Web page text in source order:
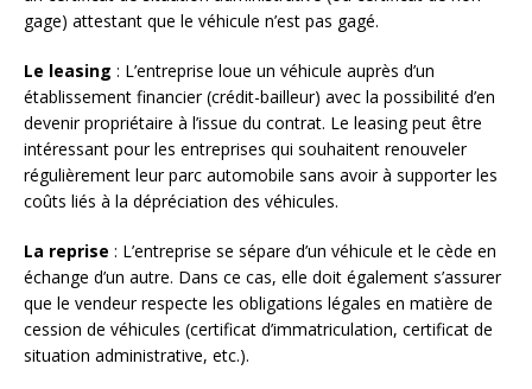
gage) attestant que le véhicule n’est pas gagé.
Le leasing : L’entreprise loue un véhicule auprès d’un
établissement financier (crédit-bailleur) avec la possibilité d’en
devenir propriétaire à l’issue du contrat. Le leasing peut être
intéressant pour les entreprises qui souhaitent renouveler
régulièrement leur parc automobile sans avoir à supporter les
coûts liés à la dépréciation des véhicules.
La reprise : L’entreprise se sépare d’un véhicule et le cède en
échange d’un autre. Dans ce cas, elle doit également s’assurer
que le vendeur respecte les obligations légales en matière de
cession de véhicules (certificat d’immatriculation, certificat de
situation administrative, etc.).